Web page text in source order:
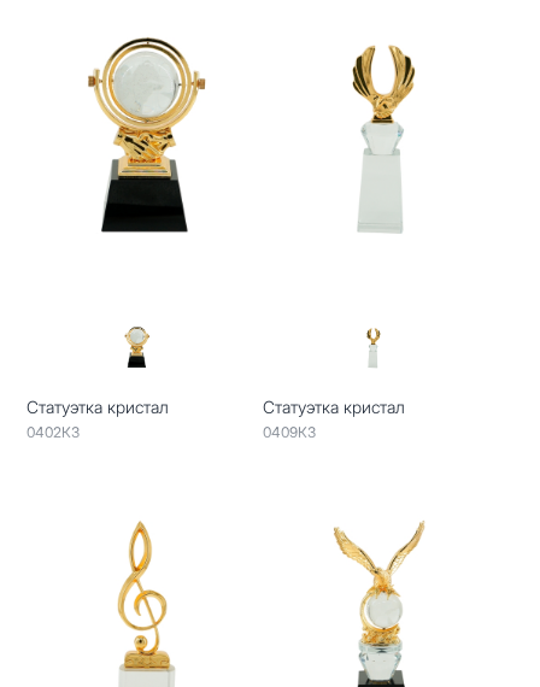
Статуэтка кристал
0402КЗ
Статуэтка кристал
0409КЗ